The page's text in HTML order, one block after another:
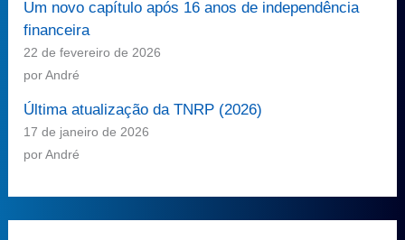
Um novo capítulo após 16 anos de independência
financeira
22 de fevereiro de 2026
por André
Última atualização da TNRP (2026)
17 de janeiro de 2026
por André